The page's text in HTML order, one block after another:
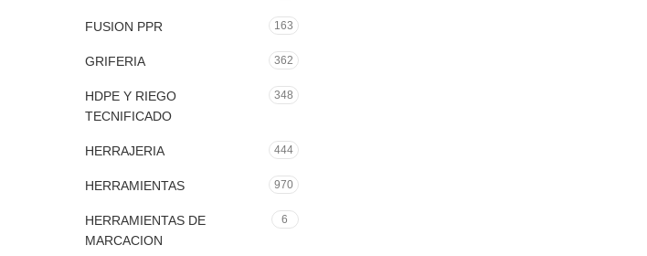
FUSION PPR 163
GRIFERIA 362
HDPE Y RIEGO
TECNIFICADO
348
HERRAJERIA 444
HERRAMIENTAS 970
HERRAMIENTAS DE
MARCACION
6